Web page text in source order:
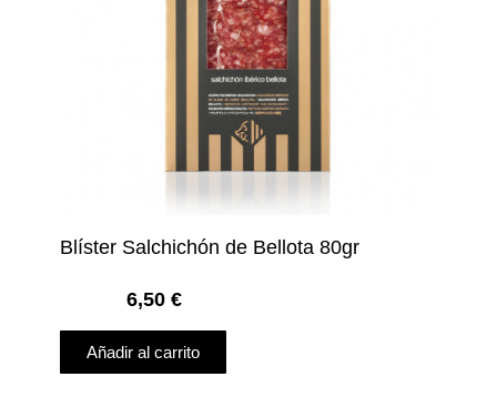
Blíster Salchichón de Bellota 80gr
6,50 €
Añadir al carrito